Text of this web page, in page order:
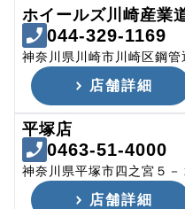
ホイールズ川崎産業
044-329-1169
神奈川県川崎市川崎区鋼
店舗詳細
平塚店
0463-51-4000
神奈川県平塚市四之宮５－
店舗詳細